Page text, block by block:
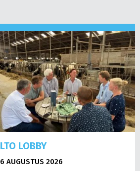
LTO LOBBY
6 AUGUSTUS 2026